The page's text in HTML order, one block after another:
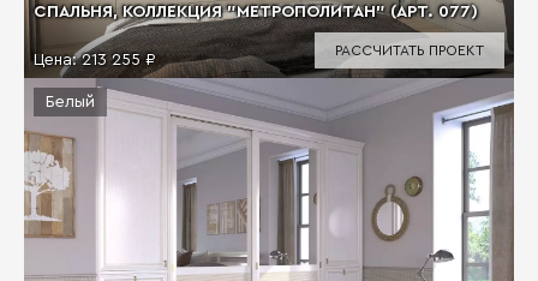
СПАЛЬНЯ, КОЛЛЕКЦИЯ "МЕТРОПОЛИТАН" (АРТ. 077)
Цена:213 255 ₽
РАССЧИТАТЬ ПРОЕКТ
Белый